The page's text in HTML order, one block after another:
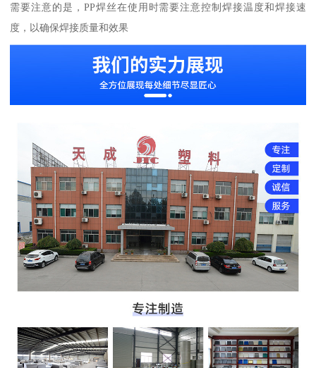
需要注意的是，PP焊丝在使用时需要注意控制焊接温度和焊接速
度，以确保焊接质量和效果